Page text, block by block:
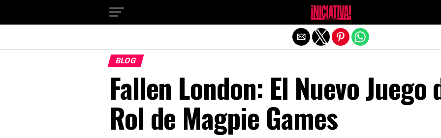
BLOG
Fallen London: El Nuevo Juego
Rol de Magpie Games
Salir de la versión móvil